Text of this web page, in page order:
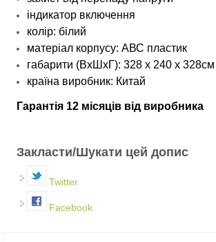
індикатор включення
колір: білий
матеріал корпусу: АВС пластик
габарити (ВхШхГ): 328 x 240 x 328см
країна виробник: Китай
Гарантія 12 місяців від виробника
Закласти/Шукати цей допис
Twitter
Facebook